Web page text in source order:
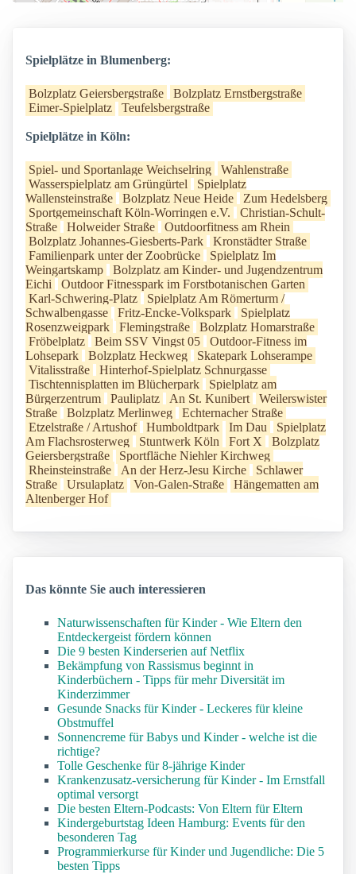
Spielplätze in Blumenberg:
Bolzplatz Geiersbergstraße
Bolzplatz Ernstbergstraße
Eimer-Spielplatz
Teufelsbergstraße
Spielplätze in Köln:
Spiel- und Sportanlage Weichselring
Wahlenstraße
Wasserspielplatz am Grüngürtel
Spielplatz
Wallensteinstraße
Bolzplatz Neue Heide
Zum Hedelsberg
Sportgemeinschaft Köln-Worringen e.V.
Christian-Schult-
Straße
Holweider Straße
Outdoorfitness am Rhein
Bolzplatz Johannes-Giesberts-Park
Kronstädter Straße
Familienpark unter der Zoobrücke
Spielplatz Im
Weingartskamp
Bolzplatz am Kinder- und Jugendzentrum
Eichi
Outdoor Fitnesspark im Forstbotanischen Garten
Karl-Schwering-Platz
Spielplatz Am Römerturm /
Schwalbengasse
Fritz-Encke-Volkspark
Spielplatz
Rosenzweigpark
Flemingstraße
Bolzplatz Homarstraße
Fröbelplatz
Beim SSV Vingst 05
Outdoor-Fitness im
Lohsepark
Bolzplatz Heckweg
Skatepark Lohserampe
Vitalisstraße
Hinterhof-Spielplatz Schnurgasse
Tischtennisplatten im Blücherpark
Spielplatz am
Bürgerzentrum
Pauliplatz An St. Kunibert
Weilerswister
Straße
Bolzplatz Merlinweg
Echternacher Straße
Etzelstraße / Artushof
Humboldtpark Im Dau
Spielplatz
Am Flachsrosterweg
Stuntwerk Köln Fort X
Bolzplatz
Geiersbergstraße
Sportfläche Niehler Kirchweg
Rheinsteinstraße
An der Herz-Jesu Kirche
Schlawer
Straße
Ursulaplatz Von-Galen-Straße
Hängematten am
Altenberger Hof
Das könnte Sie auch interessieren
Naturwissenschaften für Kinder - Wie Eltern den
Entdeckergeist fördern können
Die 9 besten Kinderserien auf Netflix
Bekämpfung von Rassismus beginnt in
Kinderbüchern - Tipps für mehr Diversität im
Kinderzimmer
Gesunde Snacks für Kinder - Leckeres für kleine
Obstmuffel
Sonnencreme für Babys und Kinder - welche ist die
richtige?
Tolle Geschenke für 8-jährige Kinder
Krankenzusatz-versicherung für Kinder - Im Ernstfall
optimal versorgt
Die besten Eltern-Podcasts: Von Eltern für Eltern
Kindergeburtstag Ideen Hamburg: Events für den
besonderen Tag
Programmierkurse für Kinder und Jugendliche: Die 5
besten Tipps